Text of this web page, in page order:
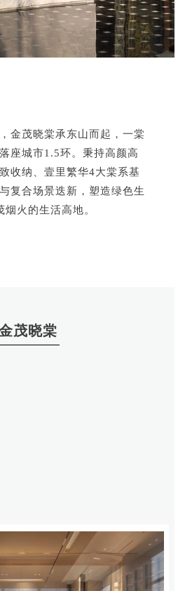
金茂晓棠承东山而起，一棠
座城市1.5环。秉持高颜高
收纳、壹里繁华4大棠系基
复合场景迭新，塑造绿色生
火的生活高地。
茂晓棠